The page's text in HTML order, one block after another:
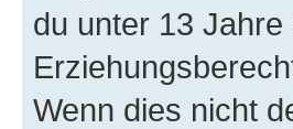
du unter 13
Wenn dies nicht